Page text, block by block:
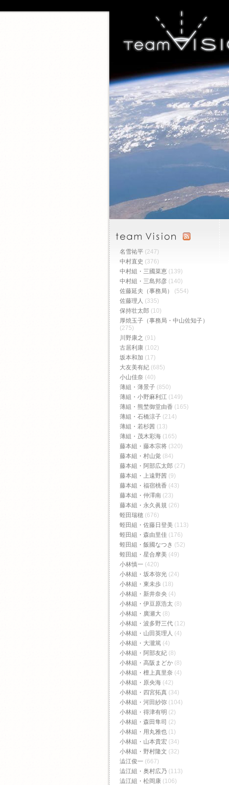
名雪祐平 (247)
中村直史 (376)
中村組・三國菜恵 (139)
中村組・三島邦彦 (140)
佐藤延夫（事務局）
(554)
佐藤理人 (335)
保持壮太郎 (10)
厚焼玉子（事務局・中山佐知子）
(275)
川野康之 (91)
古居利康 (102)
坂本和加 (17)
大友美有紀 (685)
小山佳奈 (40)
薄組・薄景子 (850)
薄組・小野麻利江 (149)
薄組・熊埜御堂由香 (165)
薄組・石橋涼子 (214)
薄組・若杉茜 (13)
薄組・茂木彩海 (165)
藤本組・藤本宗将 (320)
藤本組・村山覚 (84)
藤本組・阿部広太郎 (27)
藤本組・上遠野茜 (9)
藤本組・福宿桃香‬ (43)
藤本組・仲澤南 (23)
藤本組・永久眞規 (26)
蛭田瑞穂 (676)
蛭田組・佐藤日登美 (113)
蛭田組・森由里佳 (176)
蛭田組・飯國なつき (52)
蛭田組・星合摩美 (49)
小林慎一 (420)
小林組・坂本弥光 (24)
小林組・東未歩 (18)
小林組・新井奈央 (4)
小林組・伊豆原浩太 (8)
小林組・廣瀬大 (8)
小林組・波多野三代 (12)
小林組・山田英理人 (4)
小林組・大瀧篤 (4)
小林組・阿部友紀 (8)
小林組・高阪まどか (8)
小林組・檀上真里奈 (4)
小林組・原央海 (42)
小林組・四宮拓真 (34)
小林組・河田紗弥 (104)
小林組・得津有明 (2)
小林組・森田隼司 (2)
小林組・用丸雅也 (1)
小林組・山本貴宏 (34)
小林組・野村隆文 (32)
澁江俊一 (667)
澁江組・奥村広乃 (113)
澁江組・松岡康 (106)